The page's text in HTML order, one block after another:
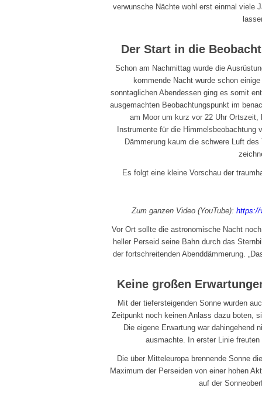
verwunsche Nächte wohl erst einmal viele
Der Start in die
Schon am Nachmittag wurde die
kommende Nacht wurde schon
sonntaglichen Abendessen ging es somit
ausgemachten Beobachtungspunkt im
am Moor um kurz vor 22 Uhr
Instrumente für die
Dämmerung kaum die schwere Luft
Es folgt eine kleine Vorschau der
Zum ganzen Video (YouTube): https://
Vor Ort sollte die astronomische Nacht
heller Perseid seine Bahn durch das
der fortschreitenden Abenddämmerung.
Keine großen
Mit der tiefersteigenden Sonne wurden
Zeitpunkt noch keinen Anlass dazu boten,
Die eigene Erwartung war dahingehend
ausmachte. In erster Linie
Die über Mitteleuropa brennende Sonne
Maximum der Perseiden von einer hohen
auf der